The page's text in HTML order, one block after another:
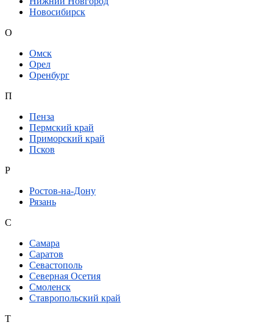
Новосибирск
О
Омск
Орел
Оренбург
П
Пенза
Пермский край
Приморский край
Псков
Р
Ростов-на-Дону
Рязань
С
Самара
Саратов
Севастополь
Северная Осетия
Смоленск
Ставропольский край
Т